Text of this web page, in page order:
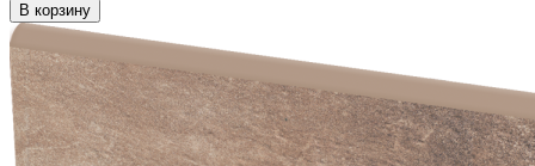
В корзину